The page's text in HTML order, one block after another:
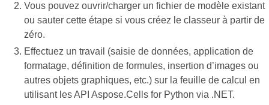
Vous pouvez ouvrir/charger un fichier de modèle existant
ou sauter cette étape si vous créez le classeur à partir de
zéro.
Effectuez un travail (saisie de données, application de
formatage, définition de formules, insertion d’images ou
autres objets graphiques, etc.) sur la feuille de calcul en
utilisant les API Aspose.Cells for Python via .NET.